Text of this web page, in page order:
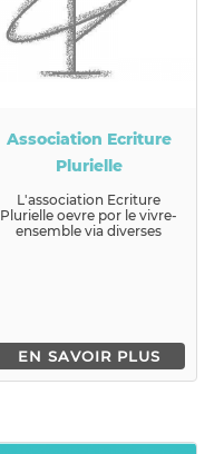
Association Ecriture
Plurielle
L'association Ecriture
Plurielle oevre por le vivre-
ensemble via diverses
EN SAVOIR PLUS